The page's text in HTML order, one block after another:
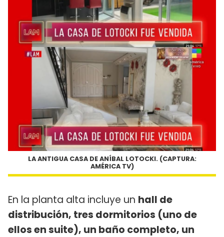
LA ANTIGUA CASA DE ANÍBAL LOTOCKI. (CAPTURA:
AMÉRICA TV)
En la planta alta incluye un hall de
distribución, tres dormitorios (uno de
ellos en suite), un baño completo, un